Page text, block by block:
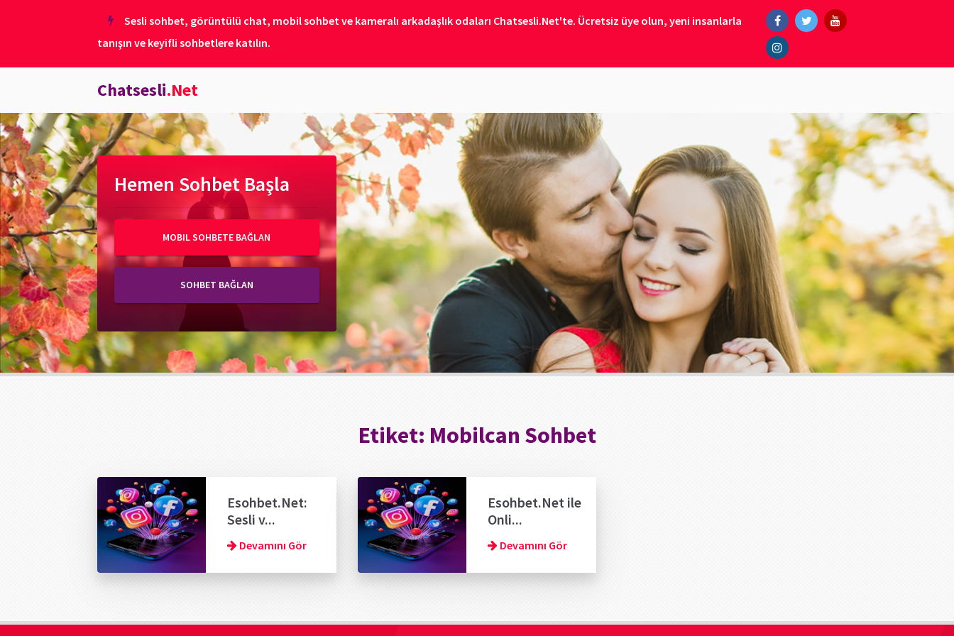
Sesli sohbet, görüntülü chat, mobil sohbet ve kameralı arkadaşlık odaları Chatsesli.Net'te. Ücretsiz üye olun, yeni insanlarla
tanışın ve keyifli sohbetlere katılın.
Chatsesli.Net
Hemen Sohbet Başla
MOBIL SOHBETE BAĞLAN
SOHBET BAĞLAN
Etiket: Mobilcan Sohbet
Esohbet.Net:
Sesli v...
Devamını Gör
Esohbet.Net ile
Onli...
Devamını Gör